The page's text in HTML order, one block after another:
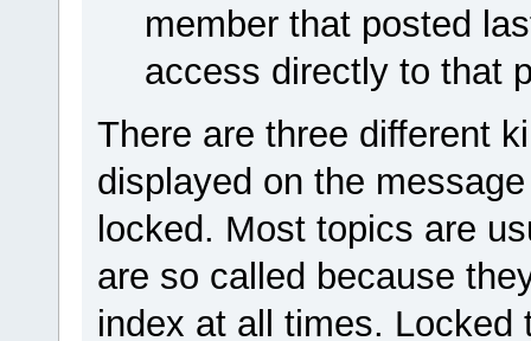
member that posted
access directly to that
There are three different
displayed on the
locked. Most topics are
are so called because
index at all times.